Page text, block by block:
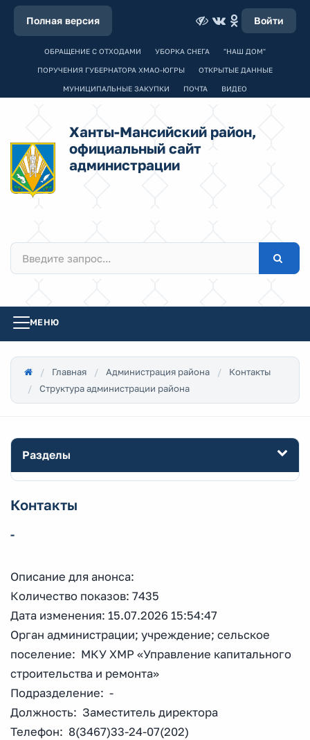
Полная версия Войти
ОБРАЩЕНИЕ С ОТХОДАМИ УБОРКА СНЕГА "НАШ ДОМ"
ПОРУЧЕНИЯ ГУБЕРНАТОРА ХМАО-ЮГРЫ ОТКРЫТЫЕ ДАННЫЕ
МУНИЦИПАЛЬНЫЕ ЗАКУПКИ ПОЧТА ВИДЕО
Ханты-Мансийский район,
официальный сайт
администрации
МЕНЮ
Главная Администрация района
Контакты
Структура администрации района
Разделы
Контакты
-
Описание для анонса:
Количество показов: 7435
Дата изменения: 15.07.2026 15:54:47
Орган администрации; учреждение; сельское
поселение: МКУ ХМР «Управление капитального
строительства и ремонта»
Подразделение: -
Должность: Заместитель директора
Телефон: 8(3467)33-24-07(202)